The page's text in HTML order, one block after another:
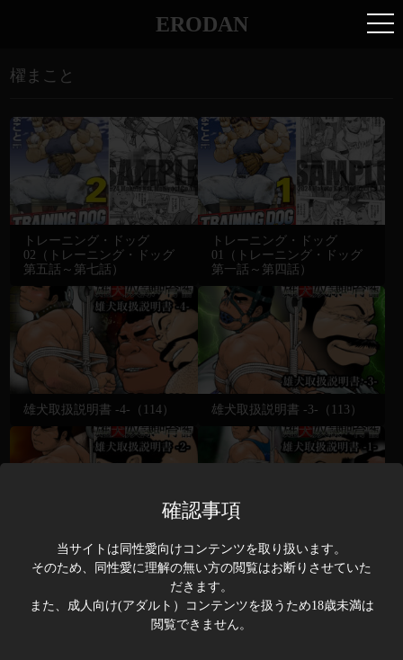
ERODAN
櫂まこと
トレーニング・ドッグ
02（トレーニング・ドッグ
第五話～第七話）
トレーニング・ドッグ
01（トレーニング・ドッグ
第一話～第四話）
雄犬取扱説明書 -4-（114） 雄犬取扱説明書 -3-（113）
雄犬取扱説明書 -2-（112） 雄犬取扱説明書 -1-（111）
前のペー
次のペー
確認事項
当サイトは同性愛向けコンテンツを取り扱います。
そのため、同性愛に理解の無い方の閲覧はお断りさせていた
だきます。
また、成人向け(アダルト）コンテンツを扱うため18歳未満は
閲覧できません。